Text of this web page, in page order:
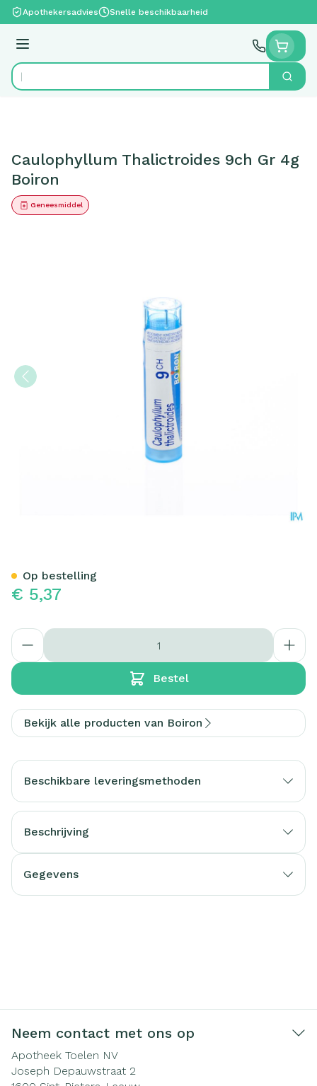
Ga naar de inhoud
Apothekersadvies Snelle beschikbaarheid
Menu
Product, merk, categorie... Zoek
Caulophyllum Thalictroides 9ch Gr 4g
Boiron
Geneesmiddel
€ 5,37
Aantal
Bestel
Op bestelling
Bekijk alle producten van Boiron
Beschikbare leveringsmethoden
Beschrijving
Gegevens
Neem contact met ons op
Apotheek Toelen NV
Joseph Depauwstraat 2